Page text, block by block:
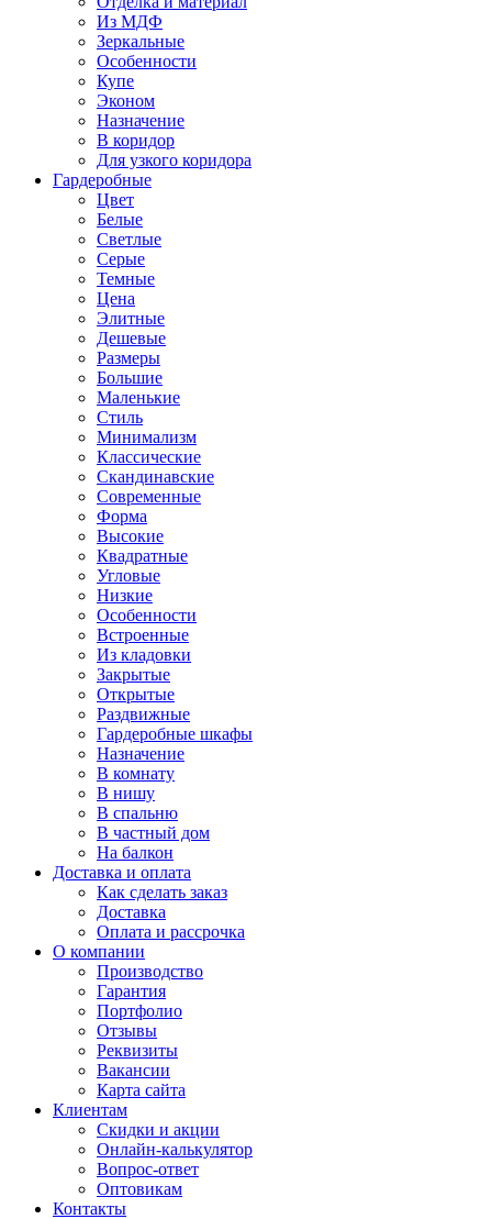
Из МДФ
Зеркальные
Особенности
Купе
Эконом
Назначение
В коридор
Для узкого коридора
Гардеробные
Цвет
Белые
Светлые
Серые
Темные
Цена
Элитные
Дешевые
Размеры
Большие
Маленькие
Стиль
Минимализм
Классические
Скандинавские
Современные
Форма
Высокие
Квадратные
Угловые
Низкие
Особенности
Встроенные
Из кладовки
Закрытые
Открытые
Раздвижные
Гардеробные шкафы
Назначение
В комнату
В нишу
В спальню
В частный дом
На балкон
Доставка и оплата
Как сделать заказ
Доставка
Оплата и рассрочка
О компании
Производство
Гарантия
Портфолио
Отзывы
Реквизиты
Вакансии
Карта сайта
Клиентам
Скидки и акции
Онлайн-калькулятор
Вопрос-ответ
Оптовикам
Контакты